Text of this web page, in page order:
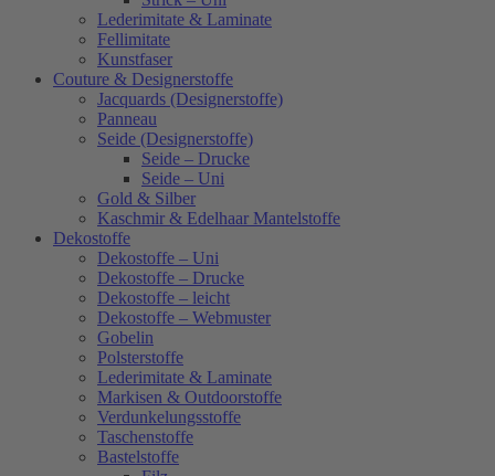
Lederimitate & Laminate
Fellimitate
Kunstfaser
Couture & Designerstoffe
Jacquards (Designerstoffe)
Panneau
Seide (Designerstoffe)
Seide – Drucke
Seide – Uni
Gold & Silber
Kaschmir & Edelhaar Mantelstoffe
Dekostoffe
Dekostoffe – Uni
Dekostoffe – Drucke
Dekostoffe – leicht
Dekostoffe – Webmuster
Gobelin
Polsterstoffe
Lederimitate & Laminate
Markisen & Outdoorstoffe
Verdunkelungsstoffe
Taschenstoffe
Bastelstoffe